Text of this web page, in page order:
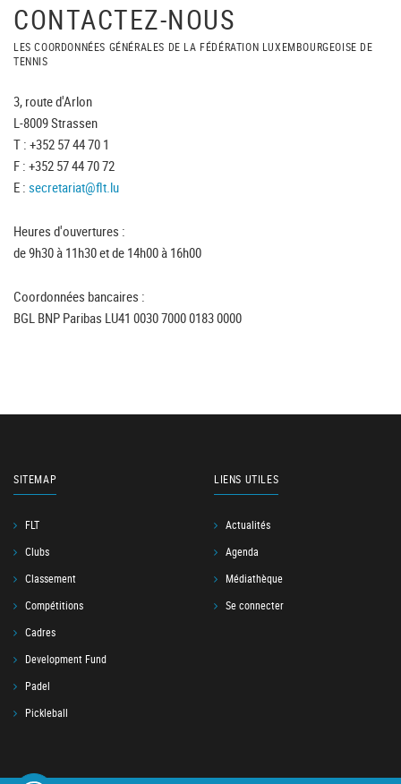
CONTACTEZ-NOUS
LES COORDONNÉES GÉNÉRALES DE LA FÉDÉRATION LUXEMBOURGEOISE DE
TENNIS
3, route d'Arlon
L-8009 Strassen
T : +352 57 44 70 1
F : +352 57 44 70 72
E : secretariat@flt.lu
Heures d'ouvertures :
de 9h30 à 11h30 et de 14h00 à 16h00
Coordonnées bancaires :
BGL BNP Paribas LU41 0030 7000 0183 0000
SITEMAP
FLT
Clubs
Classement
Compétitions
Cadres
Development Fund
Padel
Pickleball
LIENS UTILES
Actualités
Agenda
Médiathèque
Se connecter